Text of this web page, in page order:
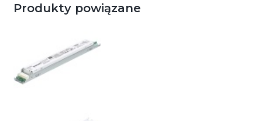
Produkty powiązane